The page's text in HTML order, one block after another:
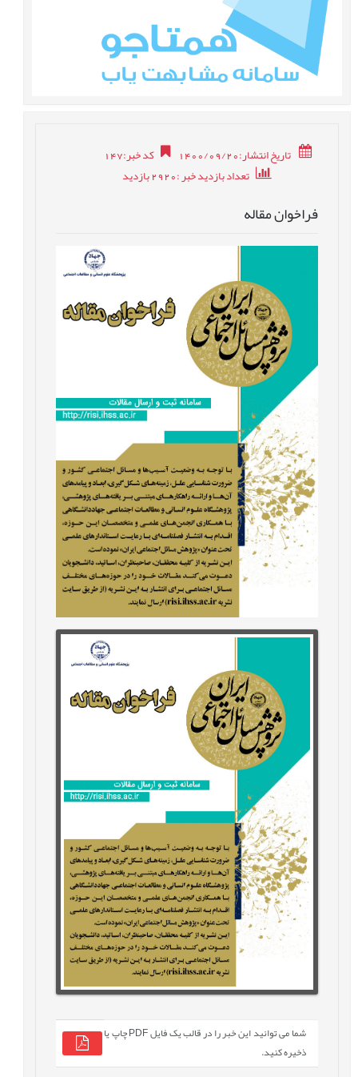
تاریخ انتشار:1400/09/20 کد خبر:
147
تعداد بازدید خبر:2920 بازدید
فراخوان مقاله
شما می توانید این خبر را در قالب یک فایل PDF چاپ یا
ذخیره کنید.